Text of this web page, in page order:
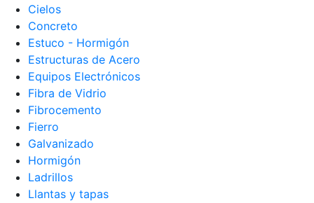
Cielos
Concreto
Estuco - Hormigón
Estructuras de Acero
Equipos Electrónicos
Fibra de Vidrio
Fibrocemento
Fierro
Galvanizado
Hormigón
Ladrillos
Llantas y tapas